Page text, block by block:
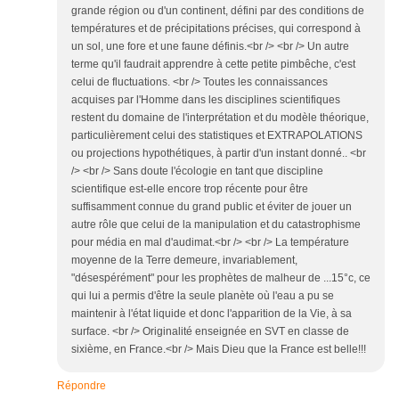
grande région ou d'un continent, défini par des conditions de
températures et de précipitations précises, qui correspond à
un sol, une fore et une faune définis.<br /> <br /> Un autre
terme qu'il faudrait apprendre à cette petite pimbêche, c'est
celui de fluctuations. <br /> Toutes les connaissances
acquises par l'Homme dans les disciplines scientifiques
restent du domaine de l'interprétation et du modèle théorique,
particulièrement celui des statistiques et EXTRAPOLATIONS
ou projections hypothétiques, à partir d'un instant donné.. <br
/> <br /> Sans doute l'écologie en tant que discipline
scientifique est-elle encore trop récente pour être
suffisamment connue du grand public et éviter de jouer un
autre rôle que celui de la manipulation et du catastrophisme
pour média en mal d'audimat.<br /> <br /> La température
moyenne de la Terre demeure, invariablement,
"désespérément" pour les prophètes de malheur de ...15°c, ce
qui lui a permis d'être la seule planète où l'eau a pu se
maintenir à l'état liquide et donc l'apparition de la Vie, à sa
surface. <br /> Originalité enseignée en SVT en classe de
sixième, en France.<br /> Mais Dieu que la France est belle!!!
Répondre